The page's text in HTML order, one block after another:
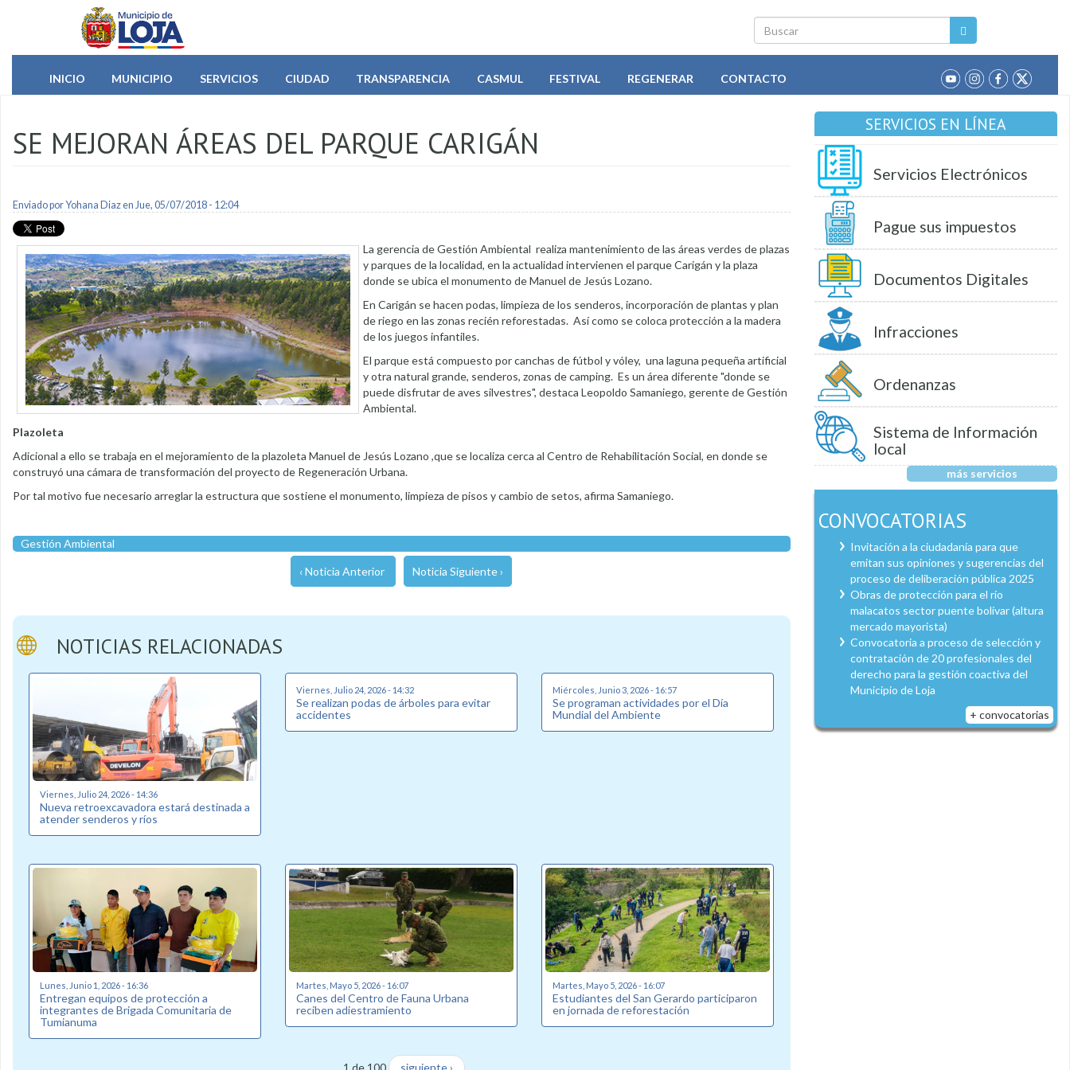
Pasar al contenido principal
Buscar
INICIO
MUNICIPIO SERVICIOS CIUDAD TRANSPARENCIA CASMUL FESTIVAL REGENERAR CONTACTO
SE MEJORAN ÁREAS DEL PARQUE CARIGÁN
Enviado porYohana Diazen Jue, 05/07/2018 - 12:04
La gerencia de Gestión Ambiental realiza mantenimiento de las áreas verdes de plazas
y parques de la localidad, en la actualidad intervienen el parque Carigán y la plaza
donde se ubica el monumento de Manuel de Jesús Lozano.
En Carigán se hacen podas, limpieza de los senderos, incorporación de plantas y plan
de riego en las zonas recién reforestadas. Así como se coloca protección a la madera
de los juegos infantiles.
El parque está compuesto por canchas de fútbol y vóley, una laguna pequeña artificial
y otra natural grande, senderos, zonas de camping. Es un área diferente "donde se
puede disfrutar de aves silvestres", destaca Leopoldo Samaniego, gerente de Gestión
Ambiental.
Plazoleta
Adicional a ello se trabaja en el mejoramiento de la plazoleta Manuel de Jesús Lozano ,que se localiza cerca al Centro de Rehabilitación Social, en donde se
construyó una cámara de transformación del proyecto de Regeneración Urbana.
Por tal motivo fue necesario arreglar la estructura que sostiene el monumento, limpieza de pisos y cambio de setos, afirma Samaniego.
Gestión Ambiental
‹ Noticia Anterior Noticia Siguiente ›
NOTICIAS RELACIONADAS
Viernes, Julio 24, 2026 - 14:36
Nueva retroexcavadora estará destinada a
atender senderos y ríos
Viernes, Julio 24, 2026 - 14:32
Se realizan podas de árboles para evitar
accidentes
Miércoles, Junio 3, 2026 - 16:57
Se programan actividades por el Día
Mundial del Ambiente
Lunes, Junio 1, 2026 - 16:36
Entregan equipos de protección a
integrantes de Brigada Comunitaria de
Tumianuma
Martes, Mayo 5, 2026 - 16:07
Canes del Centro de Fauna Urbana
reciben adiestramiento
Martes, Mayo 5, 2026 - 16:07
Estudiantes del San Gerardo participaron
en jornada de reforestación
1 de 100 siguiente ›
SERVICIOS EN LÍNEA
Servicios Electrónicos
Pague sus impuestos
Documentos Digitales
Infracciones
Ordenanzas
Sistema de Información
local
más servicios
CONVOCATORIAS
Invitación a la ciudadanía para que
emitan sus opiniones y sugerencias del
proceso de deliberación pública 2025
Obras de protección para el río
malacatos sector puente bolívar (altura
mercado mayorista)
Convocatoria a proceso de selección y
contratación de 20 profesionales del
derecho para la gestión coactiva del
Municipio de Loja
+ convocatorias